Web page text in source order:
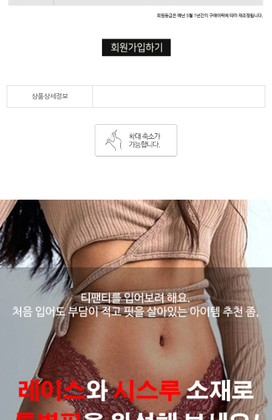
상품상세정보